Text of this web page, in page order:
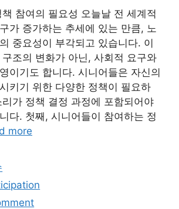
참여의 필요성 오늘날 전 세계적
가 증가하는 추세에 있는 만큼, 노
중요성이 부각되고 있습니다. 이
조의 변화가 아닌, 사회적 요구와
이기도 합니다. 시니어들은 자신의
키기 위한 다양한 정책이 필요하
가 정책 결정 과정에 포함되어야
다. 첫째, 시니어들이 참여하는 정
more